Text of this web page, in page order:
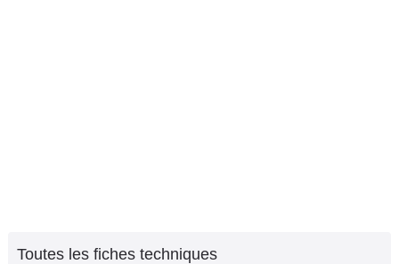
Toutes les fiches techniques